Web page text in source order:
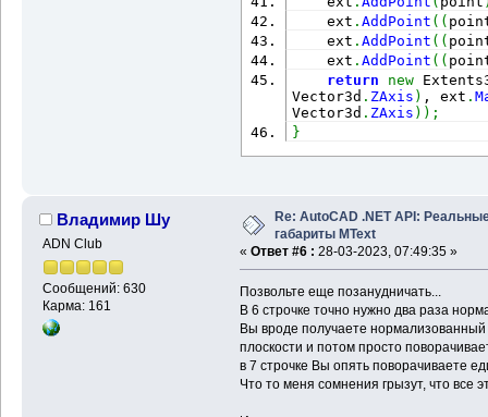
ext .AddPoint ( (
ext .AddPoint ( (
ext .AddPoint ( (
return
new
Vector3d . ZAxis ) , ext .
Vector3d . ZAxis ) ) ;
}
Владимир Шу
ADN Club
Сообщений: 630
Карма: 161
Re: AutoCAD .NET API:
габариты MText
« Ответ #6 : 28-03-2023, 07:49:35 »
Позвольте еще позанудничать...
В 6 строчке точно нужно два раза
Вы вроде получаете
плоскости и потом просто
в 7 строчке Вы опять поворачиваете
Что то меня сомнения грызут, что все